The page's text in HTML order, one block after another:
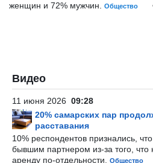
женщин и 72% мужчин.
Общество
Видео
11 июня 2026 09:28
20% самарских пар
расставания
10% респондентов признались,
бывшим партнером из-за того, что
аренду по-отдельности.
Общество